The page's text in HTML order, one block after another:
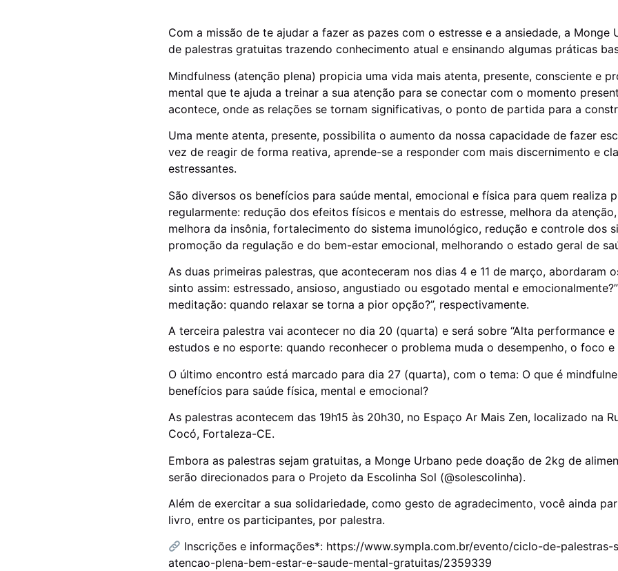
Com a missão de te ajudar a fazer as pazes com o estresse e a ansiedade, a Monge
de palestras gratuitas trazendo conhecimento atual e ensinando algumas práticas
Mindfulness (atenção plena) propicia uma vida mais atenta, presente, consciente e
mental que te ajuda a treinar a sua atenção para se conectar com o momento
acontece, onde as relações se tornam significativas, o ponto de partida para a
Uma mente atenta, presente, possibilita o aumento da nossa capacidade de fazer
vez de reagir de forma reativa, aprende-se a responder com mais discernimento e
estressantes.
São diversos os benefícios para saúde mental, emocional e física para quem realiza
regularmente: redução dos efeitos físicos e mentais do estresse, melhora da
melhora da insônia, fortalecimento do sistema imunológico, redução e controle dos
promoção da regulação e do bem-estar emocional, melhorando o estado geral de
As duas primeiras palestras, que aconteceram nos dias 4 e 11 de março, abordaram
sinto assim: estressado, ansioso, angustiado ou esgotado mental e
meditação: quando relaxar se torna a pior opção?”, respectivamente.
A terceira palestra vai acontecer no dia 20 (quarta) e será sobre “Alta performance
estudos e no esporte: quando reconhecer o problema muda o desempenho, o foco e
O último encontro está marcado para dia 27 (quarta), com o tema: O que é
benefícios para saúde física, mental e emocional?
As palestras acontecem das 19h15 às 20h30, no Espaço Ar Mais Zen, localizado na
Cocó, Fortaleza-CE.
Embora as palestras sejam gratuitas, a Monge Urbano pede doação de 2kg de
serão direcionados para o Projeto da Escolinha Sol (@solescolinha).
Além de exercitar a sua solidariedade, como gesto de agradecimento, você ainda
livro, entre os participantes, por palestra.
Inscrições e informações*: https://www.sympla.com.br/evento/ciclo-de-palestras-
atencao-plena-bem-estar-e-saude-mental-gratuitas/2359339